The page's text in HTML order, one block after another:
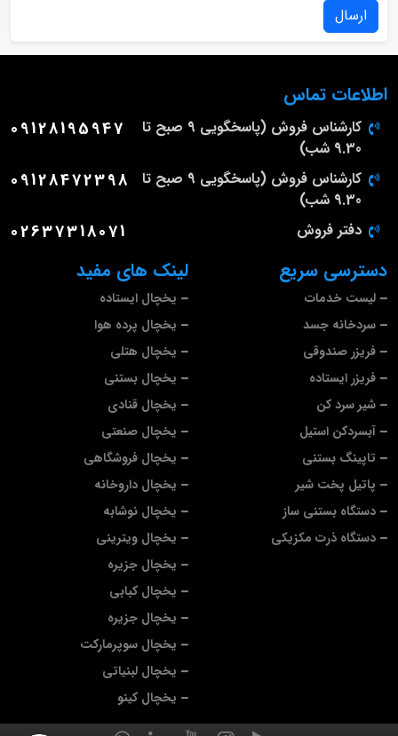
ارسال
لینک های مفید
یخچال ایستاده
یخچال پرده هوا
یخچال هتلی
یخچال بستنی
یخچال قنادی
یخچال صنعتی
یخچال فروشگاهی
یخچال داروخانه
یخچال نوشابه
یخچال ویترینی
یخچال جزیره
یخچال کبابی
یخچال جزیره
یخچال سوپرمارکت
یخچال لبنیاتی
یخچال کینو
دسترسی سریع
لیست خدمات
سردخانه جسد
فریزر صندوقی
فریزر ایستاده
شیر سرد کن
آبسردکن استیل
تاپینگ بستنی
پاتیل پخت شیر
دستگاه بستنی ساز
دستگاه ذرت مکزیکی
اطلاعات تماس
کارشناس فروش (پاسخگویی 9 صبح تا
9.30 شب)
09128195947
کارشناس فروش (پاسخگویی 9 صبح تا
9.30 شب)
09128472398
دفتر فروش 02637318071